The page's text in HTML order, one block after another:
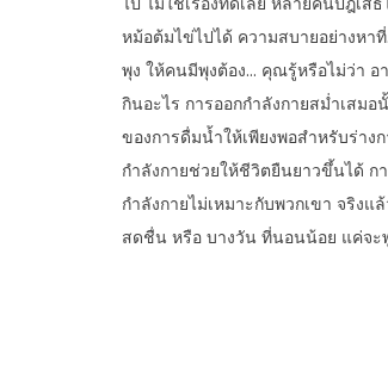
หม้อต้มไข่ไปได้ ความสบายอย่างหา
พุง ให้คนมีพุงต้อง… คุณรู้หรือไม่ว่า อ
กินอะไร การออกกำลังกายสม่ำเสม
ของการดื่มน้ำให้เพียงพอสำหรับร่าง
กำลังกายช่วยให้ชีวิตยืนยาวขึ้นได้ ก
กำลังกายไม่เหมาะกับพวกเขา จริง
สดชื่น หรือ บางวัน ที่นอนน้อย แค่จะ